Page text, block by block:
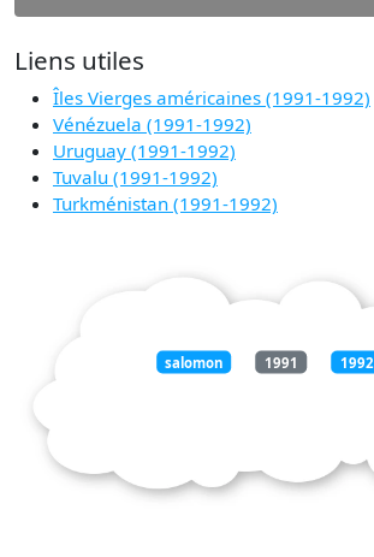
Liens utiles
Îles Vierges américaines (1991-1992)
Vénézuela (1991-1992)
Uruguay (1991-1992)
Tuvalu (1991-1992)
Turkménistan (1991-1992)
salomon 1991 1992